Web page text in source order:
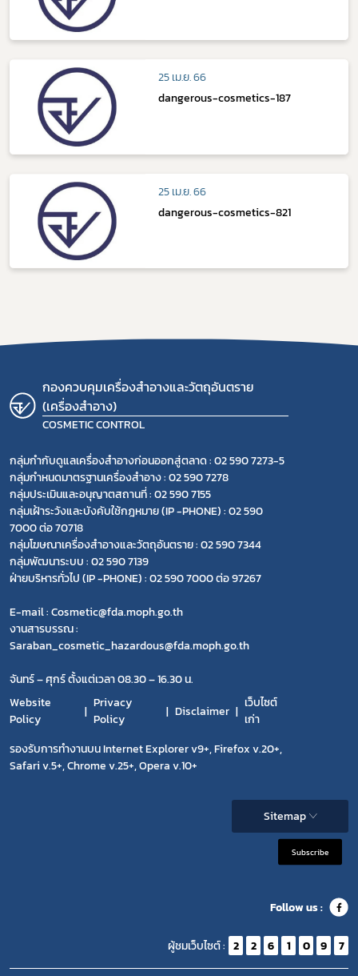
25 เม.ย. 66
dangerous-cosmetics-187
25 เม.ย. 66
dangerous-cosmetics-821
กองควบคุมเครื่องสำอางและวัตถุอันตราย
(เครื่องสำอาง)
COSMETIC CONTROL
กลุ่มกำกับดูแลเครื่องสำอางก่อนออกสู่ตลาด : 02 590 7273-5
กลุ่มกำหนดมาตรฐานเครื่องสำอาง : 02 590 7278
กลุ่มประเมินและอนุญาตสถานที่ : 02 590 7155
กลุ่มเฝ้าระวังและบังคับใช้กฎหมาย (IP -PHONE) : 02 590
7000 ต่อ 70718
กลุ่มโฆษณาเครื่องสำอางและวัตถุอันตราย : 02 590 7344
กลุ่มพัฒนาระบบ : 02 590 7139
ฝ่ายบริหารทั่วไป (IP -PHONE) : 02 590 7000 ต่อ 97267
E-mail : Cosmetic@fda.moph.go.th
งานสารบรรณ :
Saraban_cosmetic_hazardous@fda.moph.go.th
จันทร์ – ศุกร์ ตั้งแต่เวลา 08.30 – 16.30 น.
Website
Policy
Privacy
Policy
Disclaimer
เว็บไซต์
เก่า
รองรับการทำงานบน Internet Explorer v9+, Firefox v.20+,
Safari v.5+, Chrome v.25+, Opera v.10+
Sitemap
Subscribe
Follow us :
ผู้ชมเว็บไซต์ : 2 2 6 1 0 9 7